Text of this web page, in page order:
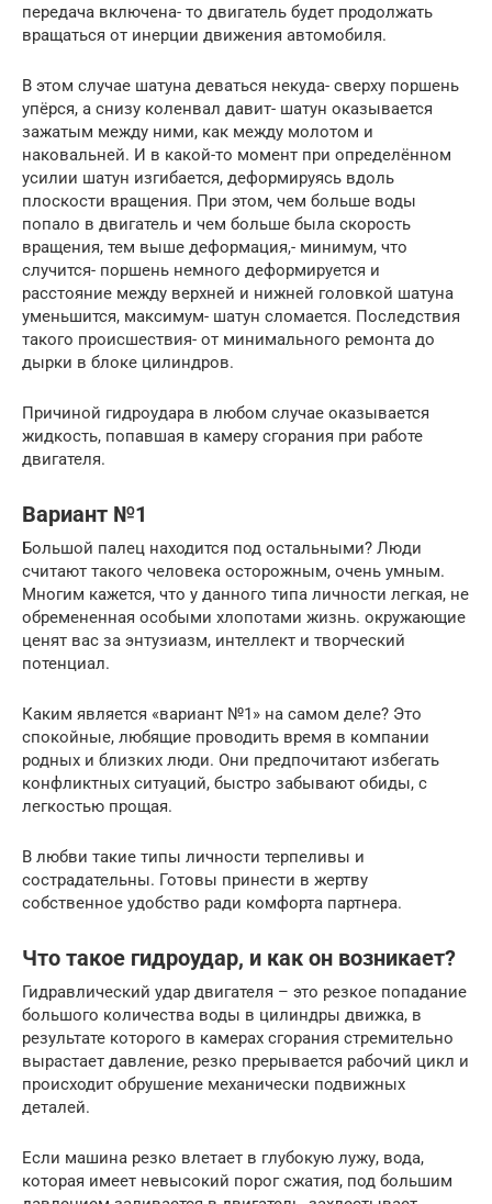
передача включена- то двигатель будет продолжать
вращаться от инерции движения автомобиля.
В этом случае шатуна деваться некуда- сверху поршень
упёрся, а снизу коленвал давит- шатун оказывается
зажатым между ними, как между молотом и
наковальней. И в какой-то момент при определённом
усилии шатун изгибается, деформируясь вдоль
плоскости вращения. При этом, чем больше воды
попало в двигатель и чем больше была скорость
вращения, тем выше деформация,- минимум, что
случится- поршень немного деформируется и
расстояние между верхней и нижней головкой шатуна
уменьшится, максимум- шатун сломается. Последствия
такого происшествия- от минимального ремонта до
дырки в блоке цилиндров.
Причиной гидроудара в любом случае оказывается
жидкость, попавшая в камеру сгорания при работе
двигателя.
Вариант №1
Большой палец находится под остальными? Люди
считают такого человека осторожным, очень умным.
Многим кажется, что у данного типа личности легкая, не
обремененная особыми хлопотами жизнь. окружающие
ценят вас за энтузиазм, интеллект и творческий
потенциал.
Каким является «вариант №1» на самом деле? Это
спокойные, любящие проводить время в компании
родных и близких люди. Они предпочитают избегать
конфликтных ситуаций, быстро забывают обиды, с
легкостью прощая.
В любви такие типы личности терпеливы и
сострадательны. Готовы принести в жертву
собственное удобство ради комфорта партнера.
Что такое гидроудар, и как он возникает?
Гидравлический удар двигателя – это резкое попадание
большого количества воды в цилиндры движка, в
результате которого в камерах сгорания стремительно
вырастает давление, резко прерывается рабочий цикл и
происходит обрушение механически подвижных
деталей.
Если машина резко влетает в глубокую лужу, вода,
которая имеет невысокий порог сжатия, под большим